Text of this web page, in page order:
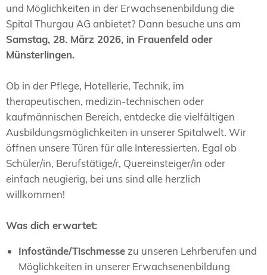
und Möglichkeiten in der Erwachsenenbildung die
Spital Thurgau AG anbietet? Dann besuche uns am
Samstag, 28. März 2026, in Frauenfeld oder
Münsterlingen.
Ob in der Pflege, Hotellerie, Technik, im
therapeutischen, medizin-technischen oder
kaufmännischen Bereich, entdecke die vielfältigen
Ausbildungsmöglichkeiten in unserer Spitalwelt. Wir
öffnen unsere Türen für alle Interessierten. Egal ob
Schüler/in, Berufstätige/r, Quereinsteiger/in oder
einfach neugierig, bei uns sind alle herzlich
willkommen!
Was dich erwartet:
Infostände/Tischmesse zu unseren Lehrberufen und
Möglichkeiten in unserer Erwachsenenbildung